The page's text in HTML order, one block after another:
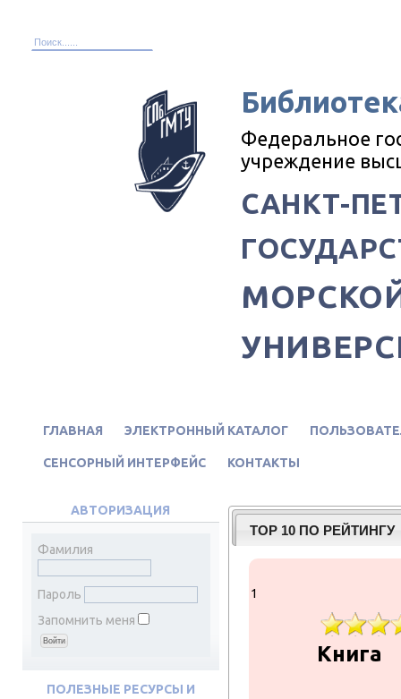
Федеральное
учреждение
САНКТ-
ГЛАВНАЯ ЭЛЕКТРОННЫЙ КАТАЛОГ
СЕНСОРНЫЙ ИНТЕРФЕЙС КОНТАКТЫ
АВТОРИЗАЦИЯ
Фамилия
Пароль
Запомнить меня
ПОЛЕЗНЫЕ РЕСУРСЫ И
TOP 10 ПО РЕЙТИНГУ
1
Книга